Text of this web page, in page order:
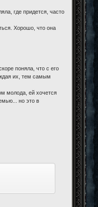
где придется, часто
Хорошо, что она
поняла, что с его
их, тем самым
молода, ей хочется
но это в